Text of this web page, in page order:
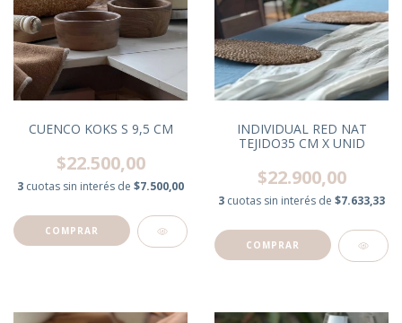
CUENCO KOKS S 9,5 CM
$22.500,00
3 cuotas sin interés de $7.500,00
INDIVIDUAL RED NAT
TEJIDO35 CM X UNID
$22.900,00
3 cuotas sin interés de $7.633,33